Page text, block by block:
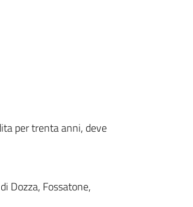
per trenta anni, deve
Dozza, Fossatone,